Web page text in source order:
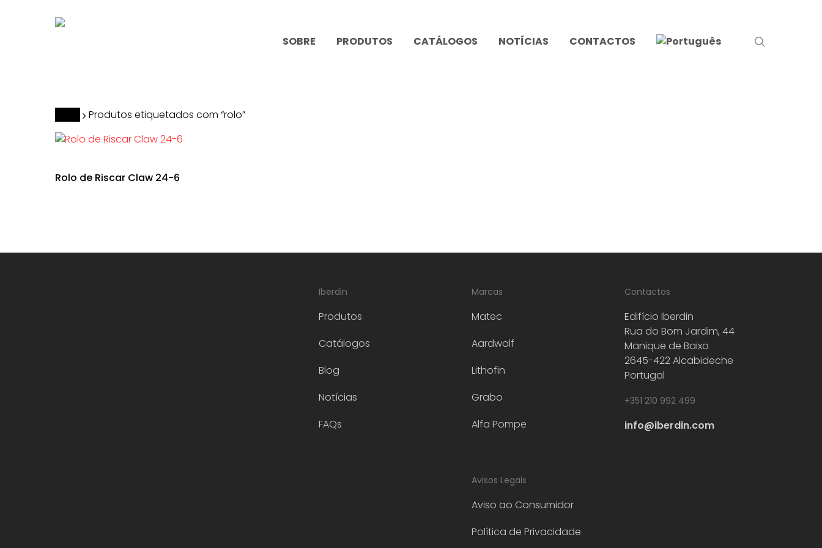
Hit enter to search or ESC to close
SOBRE PRODUTOS CATÁLOGOS NOTÍCIAS CONTACTOS
Produtos etiquetados com “rolo”
Rolo de Riscar Claw 24-6
Iberdin
Produtos
Catálogos
Blog
Notícias
FAQs
Marcas
Matec
Aardwolf
Lithofin
Grabo
Alfa Pompe
Avisos Legais
Aviso ao Consumidor
Política de Privacidade
Contactos
Edifício Iberdin
Rua do Bom Jardim, 44
Manique de Baixo
2645-422 Alcabideche
Portugal
+351 210 992 499
info@iberdin.com